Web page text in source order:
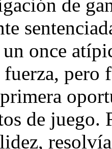
de
once
pero
de juego.